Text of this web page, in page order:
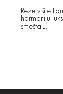
Rezervišite
harmoniju
smeštaju.